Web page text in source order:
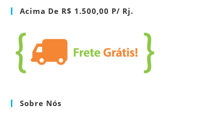
Acima De R$ 1.500,00 P/ Rj.
Sobre Nós